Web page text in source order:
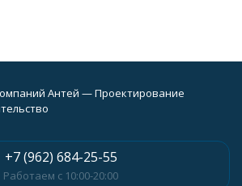
Антей — Проектирование
+7 (962) 684-25-55
Работаем с 10:00-20:00